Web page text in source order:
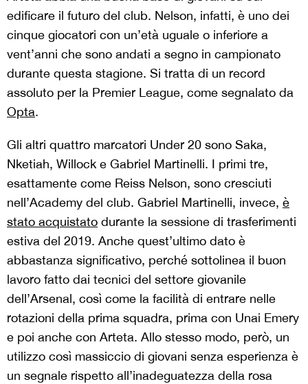
edificare il futuro del club. Nelson, infatti, è uno dei
cinque giocatori con un’età uguale o inferiore a
vent’anni che sono andati a segno in campionato
durante questa stagione. Si tratta di un record
assoluto per la Premier League, come segnalato da
Opta.
Gli altri quattro marcatori Under 20 sono Saka,
Nketiah, Willock e Gabriel Martinelli. I primi tre,
esattamente come Reiss Nelson, sono cresciuti
nell’Academy del club. Gabriel Martinelli, invece, è
stato acquistato durante la sessione di trasferimenti
estiva del 2019. Anche quest’ultimo dato è
abbastanza significativo, perché sottolinea il buon
lavoro fatto dai tecnici del settore giovanile
dell’Arsenal, così come la facilità di entrare nelle
rotazioni della prima squadra, prima con Unai Emery
e poi anche con Arteta. Allo stesso modo, però, un
utilizzo così massiccio di giovani senza esperienza è
un segnale rispetto all’inadeguatezza della rosa